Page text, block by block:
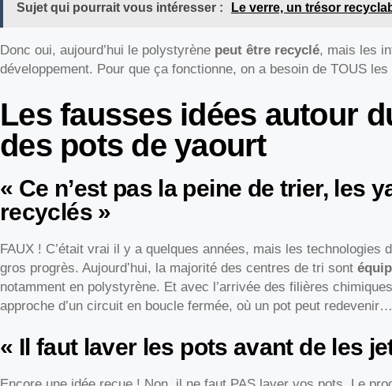
Sujet qui pourrait vous intéresser : Le verre, un trésor
Donc oui, aujourd’hui le polystyrène peut être recyclé, mais les
développement. Pour que ça fonctionne, on a besoin de TOUS
Les fausses idées autour
des pots de yaourt
« Ce n’est pas la peine de trier, les
recyclés »
FAUX ! C’était vrai il y a quelques années, mais les technologies
gros progrès. Aujourd’hui, la majorité des centres de tri sont
notamment en polystyrène. Et avec l’arrivée des filières
approche d’un circuit en boucle fermée, où un pot peut
« Il faut laver les pots avant de les